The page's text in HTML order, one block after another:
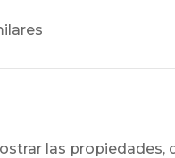
las propiedades,